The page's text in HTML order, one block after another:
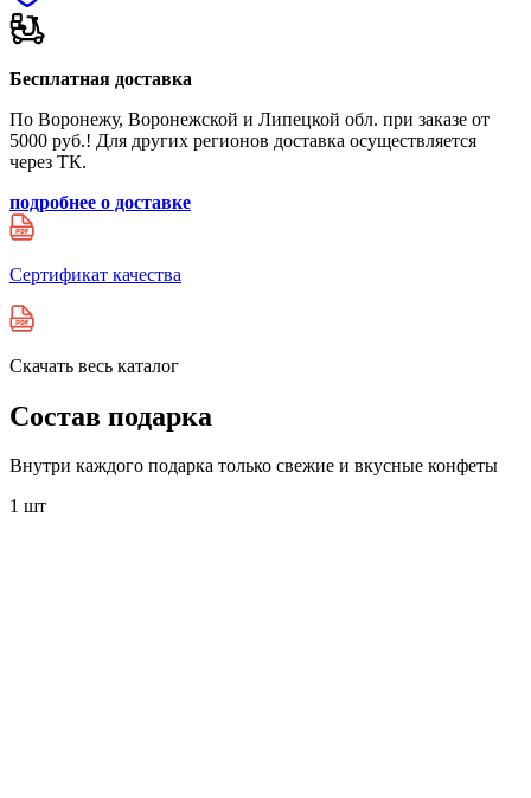
Бесплатная доставка
По Воронежу, Воронежской и Липецкой обл. при заказе от
5000 руб.! Для других регионов доставка осуществляется
через ТК.
подробнее о доставке
Сертификат качества
Скачать весь каталог
Состав подарка
Внутри каждого подарка только свежие и вкусные конфеты
1 шт